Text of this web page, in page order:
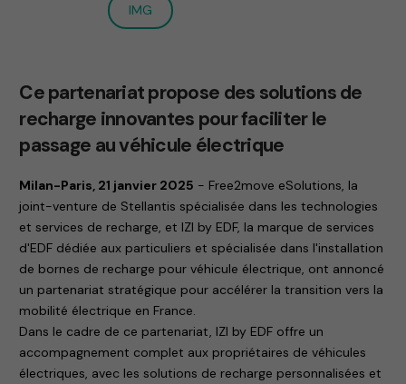
IMG
Ce partenariat propose des solutions de
recharge innovantes pour faciliter le
passage au véhicule électrique
Milan-Paris, 21 janvier 2025 - Free2move eSolutions, la
joint-venture de Stellantis spécialisée dans les technologies
et services de recharge, et IZI by EDF, la marque de services
d'EDF dédiée aux particuliers et spécialisée dans l'installation
de bornes de recharge pour véhicule électrique, ont annoncé
un partenariat stratégique pour accélérer la transition vers la
mobilité électrique en France.
Dans le cadre de ce partenariat, IZI by EDF offre un
accompagnement complet aux propriétaires de véhicules
électriques, avec les solutions de recharge personnalisées et